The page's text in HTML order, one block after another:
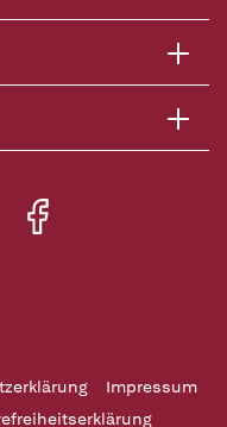
Impressum